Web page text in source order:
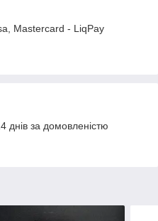
Mastercard - LiqPay
днів за домовленістю